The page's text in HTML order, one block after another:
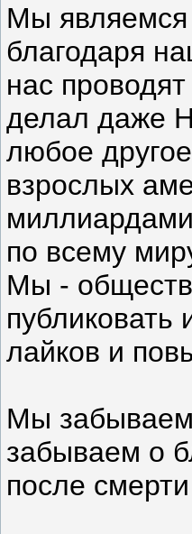
Мы являемся
благодаря
нас
делал даже
любое
взрослых
по всему
Мы -
лайков и
Мы забываем
забываем о
после